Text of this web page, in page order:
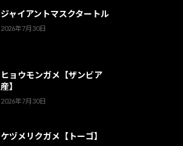
ジャイアントマスクタートル
2026年7月30日
ヒョウモンガメ【ザンビア
産】
2026年7月30日
ケヅメリクガメ【トーゴ】